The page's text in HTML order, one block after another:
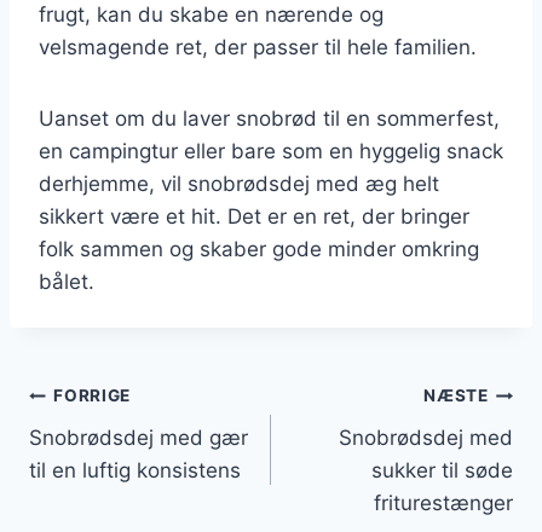
frugt, kan du skabe en nærende og
velsmagende ret, der passer til hele familien.
Uanset om du laver snobrød til en sommerfest,
en campingtur eller bare som en hyggelig snack
derhjemme, vil snobrødsdej med æg helt
sikkert være et hit. Det er en ret, der bringer
folk sammen og skaber gode minder omkring
bålet.
Indlægsnavigation
FORRIGE
Snobrødsdej med gær
til en luftig konsistens
NÆSTE
Snobrødsdej med
sukker til søde
friturestænger